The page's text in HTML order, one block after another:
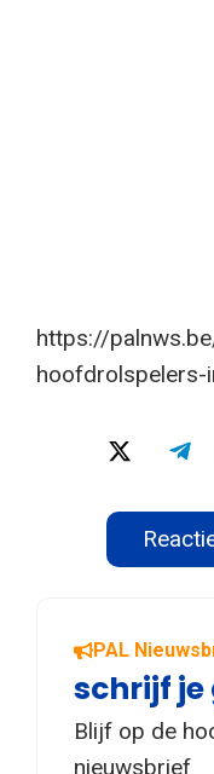
https://
hoofdrolspelers-
PAL
schrijf
Blijf op de
nieuwsbrief